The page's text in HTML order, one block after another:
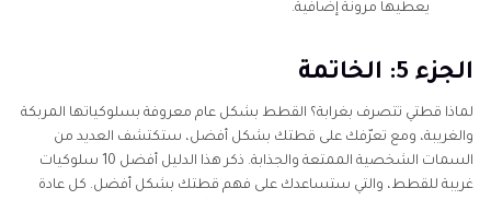
يعطيها مرونة إضافية.
الجزء 5: الخاتمة
لماذا قطتي تتصرف بغرابة؟ القطط بشكل عام معروفة بسلوكياتها المربكة
والغريبة، ومع تعرّفك على قطتك بشكل أفضل، ستكتشف العديد من
السمات الشخصية الممتعة والجذابة. ذكر هذا الدليل أفضل 10 سلوكيات
غريبة للقطط، والتي ستساعدك على فهم قطتك بشكل أفضل. كل عادة